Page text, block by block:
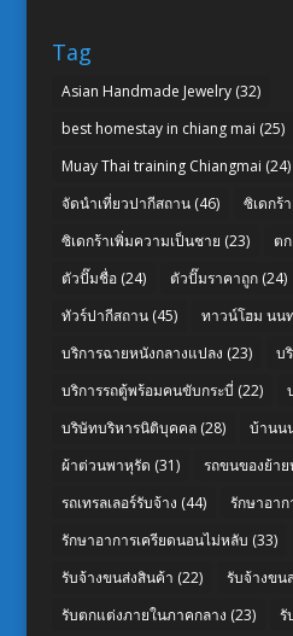
Tag
Asian Handmade Jewelry(32)
best homestay in chiang mai (25)
Muay Thai training Chiangmai (24)
จัดนำเที่ยวปากีสถาน(46) ซิเดกร้า
ซิเดกร้าเพิ่มความเป็นชาย (23) ต
ตัวปั๊มชื่อ(24) ตัวปั๊มราคาถูก(24)
ทัวร์ปากีสถาน(45) ทาวน์โฮม นน
บริการฉายหนังกลางแปลง (23) บ
บริการรถตู้พร้อมคนขับกระบี่ (22)
บริษัทบริหารนิติบุคคล(28) บ้านน
ผ้าต่วนพาหุรัด (31) รถขนของย้า
รถเทรลเลอร์รับจ้าง (44) รักษาอา
รักษาอาการเครียดนอนไม่หลับ (33)
รับจ้างขนส่งสินค้า (22) รับจ้างขน
รับตกแต่งภายในภาคกลาง (23) รั